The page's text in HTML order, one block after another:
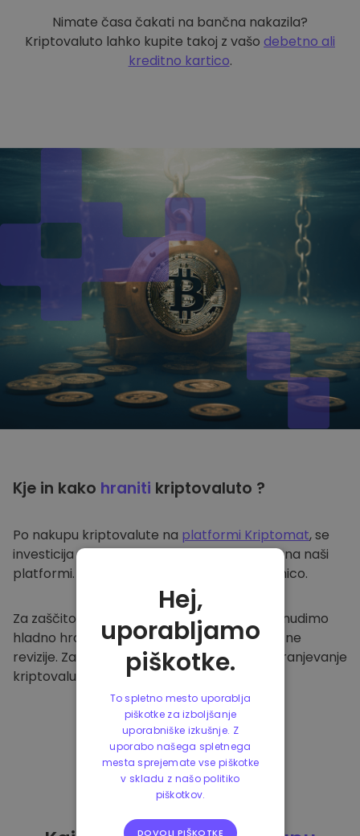
Nimate časa čakati na bančna nakazila?
Kriptovaluto lahko kupite takoj z vašo debetno ali
kreditno kartico.
Kje in kako hraniti kriptovaluto ?
Po nakupu kriptovalute na platformi Kriptomat, se
investicija prenese v vašo varno denarnico na naši
platformi. Vsak uporabnik ima svojo denarnico.
Za zaščito naših strank in njihovih sredstev nudimo
hladno hrambo ter redno izvajamo varnostne
revizije. Zato je naša platforma varna za shranjevanje
kriptovalute in ostalih kripto naložb.
Hej,
uporabljamo
piškotke.
To spletno mesto uporablja
piškotke za izboljšanje
uporabniške izkušnje. Z
uporabo našega spletnega
mesta sprejemate vse piškotke
v skladu z našo politiko
piškotkov.
DOVOLI PIŠKOTKE